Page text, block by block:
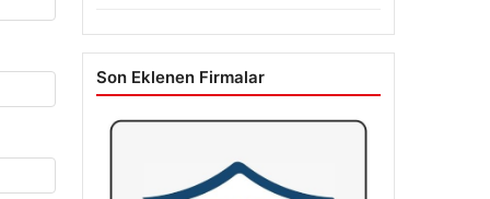
Son Eklenen Firmalar